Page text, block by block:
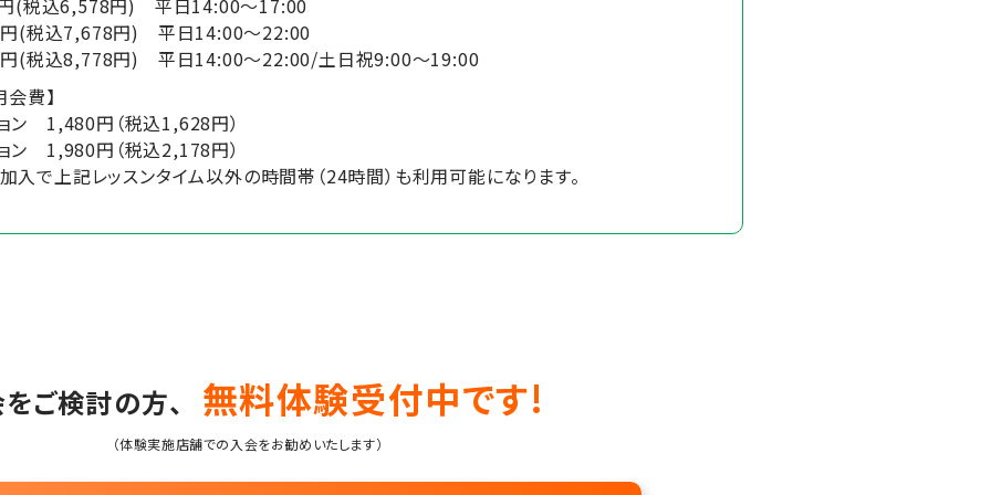
(税込6,578円) 平日14:00～17:00
税込7,678円) 平日14:00～22:00
込8,778円) 平日14:00～22:00/土日祝9:00～19:00
費】
ン 1,480円（税込1,628円）
ン 1,980円（税込2,178円）
入で上記レッスンタイム以外の時間帯（24時間）も利用可能になります。
ご検討の方、 無料体験受付中です!
（体験実施店舗での入会をお勧めいたします）